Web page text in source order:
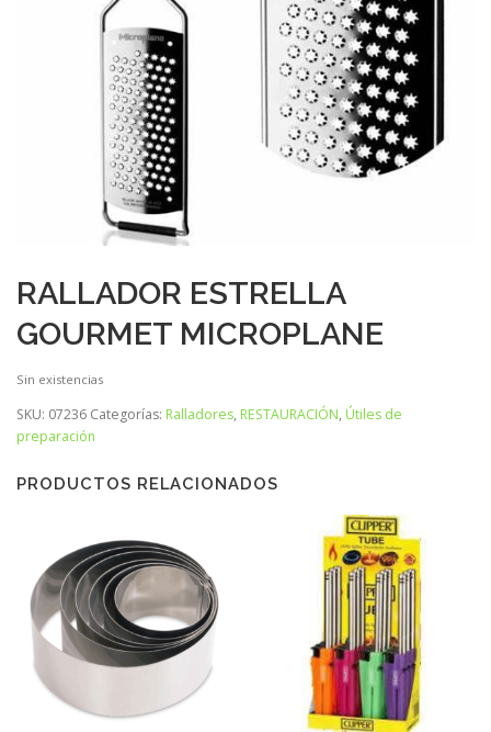
RALLADOR ESTRELLA
GOURMET MICROPLANE
Sin existencias
SKU: 07236 Categorías: Ralladores, RESTAURACIÓN, Útiles de
preparación
PRODUCTOS RELACIONADOS